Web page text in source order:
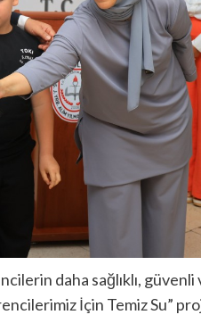
daha sağlıklı, güvenli
İçin Temiz Su”